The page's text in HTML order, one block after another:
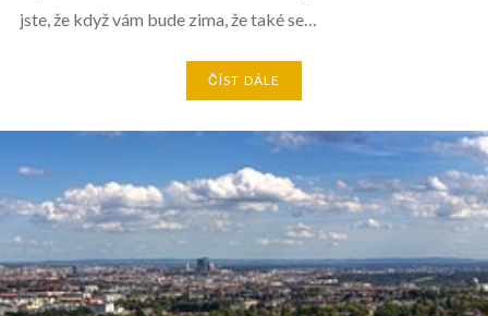
jste, že když vám bude zima, že také se…
ČÍST DÁLE